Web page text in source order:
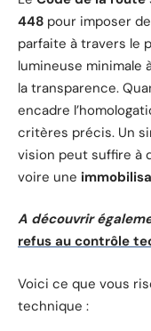
448 pour imposer
parfaite à travers le
lumineuse minimale
la transparence.
encadre
critères précis. Un
vision peut suffire à
voire une
A découvrir
refus au contrôle
Voici ce que vous
technique :